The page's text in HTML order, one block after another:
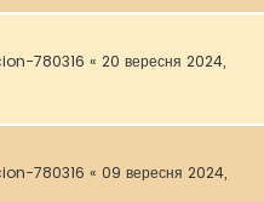
780316 « 20 вересня 2024,
780316 « 09 вересня 2024,